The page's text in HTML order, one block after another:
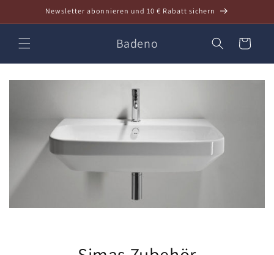
Inhalt
Newsletter abonnieren und 10 € Rabatt sichern
Badeno Warenkorb